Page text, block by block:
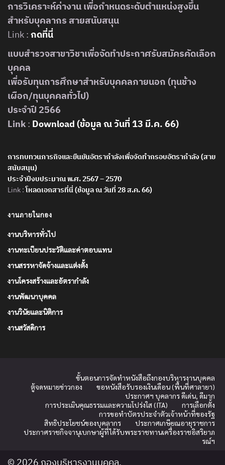
การวิเคราะห์ค่างาน เพื่อกำหนดระดับตำแหน่งสูงขึ้น
สำหรับบุคลากร สายสนับสนุน
Link : กดที่นี่
แบบสำรวจสาขาวิชาเพื่อจัดทำประกาศรับสมัครคัดเลือก
บุคคล
เพื่อรับทุนการศึกษาสำหรับบุคคลภายนอก (ทุนช้าง
เผือก/ทุนบุคคลทั่วไป)
ประจำปี 2566
Link : Download (ข้อมูล ณ วันที่ 13 มี.ค. 66)
การทบทวนภารกิจและยืนยันอัตรากำลังเพื่อจัดทำกรอบอัตรากำลัง (สาย
สนับสนุน)
ประจำปีงบประมาณ พ.ศ. 2567 – 2570
Link : โหลดเอกสารที่นี่ (ข้อมูล ณ วันที่ 28 ส.ค. 66)
งานภายในกอง
งานบริหารทั่วไป
งานทะเบียนประวัติและค่าตอบแทน
งานสรรหาจัดจ้างและแต่งตั้ง
งานโครงสร้างและอัตรากำลัง
งานพัฒนาบุคคล
งานวินัยและนิติการ
งานสวัสดิการ
ขั้นตอนการจัดทำหนังสือถึงกองบริหารงานบุคคล
ตู้จดหมายข่าวกอง
ขอหนังสือรับรองเงินเดือน (พื้นที่ศาลายา)
ประกาศฯ บุคลากร ดีเด่น, ดีมาก
การประเมินคุณธรรมและความโปร่งใส (ITA)
การเลือกตั้ง
การขอทำบัตรประจำตัวเจ้าหน้าที่ของรัฐ
สิทธิประโยชน์ของบุคลากร
ประกาศเกษียณอายุราชการ
ประกาศราชกิจจานุเบกษาผู้ที่ได้รับพระราชทานเครื่องราชอิสริยาภ
รณ์ฯ
© 2026 กองบริหารงานบุคคล.